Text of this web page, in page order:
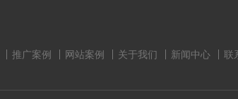
推广案例 网站案例 关于我们 新闻中心 联